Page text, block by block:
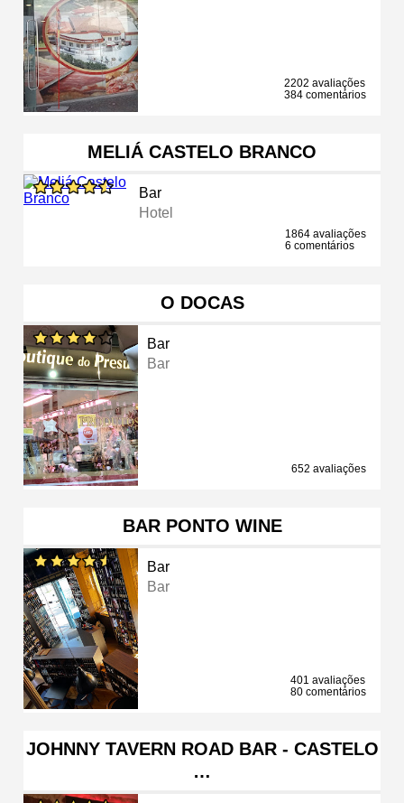
2202 avaliações
384 comentários
MELIÁ CASTELO BRANCO
Bar
Hotel
1864 avaliações
6 comentários
O DOCAS
Bar
Bar
652 avaliações
BAR PONTO WINE
Bar
Bar
401 avaliações
80 comentários
JOHNNY TAVERN ROAD BAR - CASTELO
…